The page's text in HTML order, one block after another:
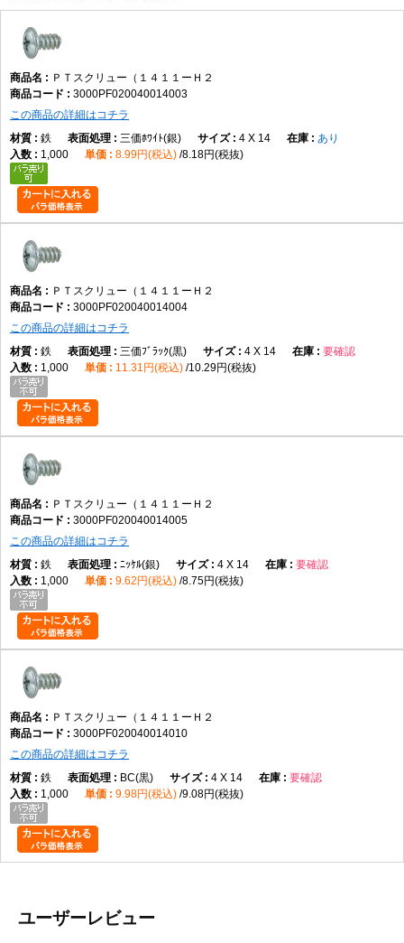
ＰＴスクリュー（１４１１ーＨ２
3000PF020040014003
この商品の詳細はコチラ
鉄
三価ﾎﾜｲﾄ(銀) 4 X 14
あり
1,000
8.99円(税込) 8.18円(税抜)
ＰＴスクリュー（１４１１ーＨ２
3000PF020040014004
この商品の詳細はコチラ
鉄
三価ﾌﾞﾗｯｸ(黒) 4 X 14
要確認
1,000
11.31円(税込) 10.29円(税抜)
ＰＴスクリュー（１４１１ーＨ２
3000PF020040014005
この商品の詳細はコチラ
鉄
ﾆｯｹﾙ(銀) 4 X 14
要確認
1,000
9.62円(税込) 8.75円(税抜)
ＰＴスクリュー（１４１１ーＨ２
3000PF020040014010
この商品の詳細はコチラ
鉄
BC(黒) 4 X 14
要確認
1,000
9.98円(税込) 9.08円(税抜)
ユーザーレビュー